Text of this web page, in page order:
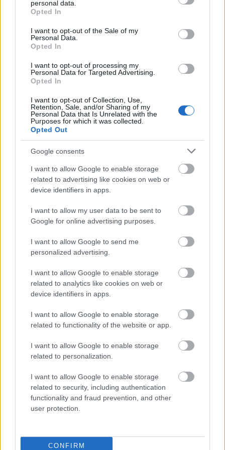
grant or deny consent to Google and its third-party tags to
use your data for below specified purposes in below Google
consent section.
personal data.
Opted In
I want to opt-out of the Sale of my
Personal Data.
Opted In
I want to opt-out of processing my
Personal Data for Targeted Advertising.
Opted In
I want to opt-out of Collection, Use,
Retention, Sale, and/or Sharing of my
Personal Data that Is Unrelated with the
Purposes for which it was collected.
Opted Out
Google consents
I want to allow Google to enable storage
related to advertising like cookies on web or
device identifiers in apps.
I want to allow my user data to be sent to
Google for online advertising purposes.
I want to allow Google to send me
personalized advertising.
I want to allow Google to enable storage
related to analytics like cookies on web or
device identifiers in apps.
I want to allow Google to enable storage
related to functionality of the website or app.
I want to allow Google to enable storage
related to personalization.
I want to allow Google to enable storage
related to security, including authentication
functionality and fraud prevention, and other
user protection.
CONFIRM
mielőtt belefogunk házunk tető-típusának
kiválasztásába és a tervezővel történő egyeztetésbe,
néhány alapvető fogalommal tisztában kell
lennünk.
Napjaink otthonainál leginkább az egyszerűsített
formák élik divatjukat, még kedveltek a mediterrán,
életmód mellett hódítanak azöldtetők
növényzettel borított lapostetők, s a teraszos
megoldások is. A vidéki házak esetében maradt a 45
vagy 35 fokos hajlásszögű, hagyományos,
legtöbbször cserépfedésű
használata, melyek alá elfér akár a kamaszfiú-
kamaszlány számára ideális manzárdszoba, akár
egy leginkább tárolási célokat szolgáló padlás is.
Szarufa, talpfa, szelemen, födémgerenda
A magastetőknél a fedőszerkezetet az általában egy
méterenkénti távolságban elhelyezett szarufák
tartják. E szarufák a falak fölötti, úgynevezett
talpszelemenen, esetleg közbeeső szelemenen, és a
legfelső "taréj"- szelemenen nyugszanak. Ezek a
szelemenekpedig szintén, négy méteres távolságra
lerögzített oszlopokon állnak, melyek kötőgerendán,
vagy a födémbe ágyazott kiváltón nyugszanak. Az
és fesztávolságú tetőnél, ígytört nyergű manzárd